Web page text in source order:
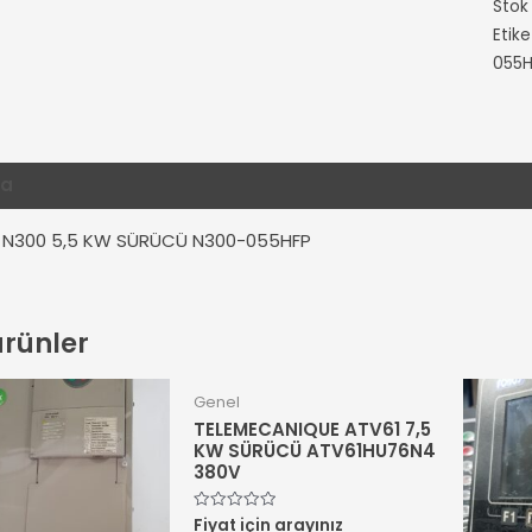
N300 5,5 KW SÜRÜCÜ N300-055HFP
Genel
TELEMECANIQUE ATV61 7,5
KW SÜRÜCÜ ATV61HU76N4
380V
5
Fiyat için arayınız